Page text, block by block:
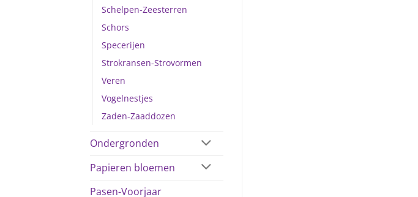
Schelpen-Zeesterren
Schors
Specerijen
Strokransen-Strovormen
Veren
Vogelnestjes
Zaden-Zaaddozen
Ondergronden
Papieren bloemen
Pasen-Voorjaar